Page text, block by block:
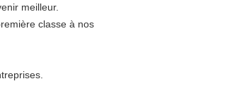
meilleur.
classe à nos